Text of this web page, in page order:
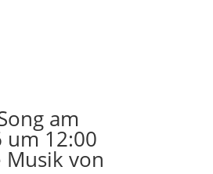
am
um 12:00
Musik von